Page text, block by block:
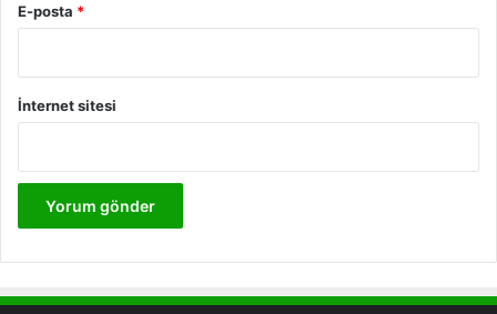
E-posta *
İnternet sitesi